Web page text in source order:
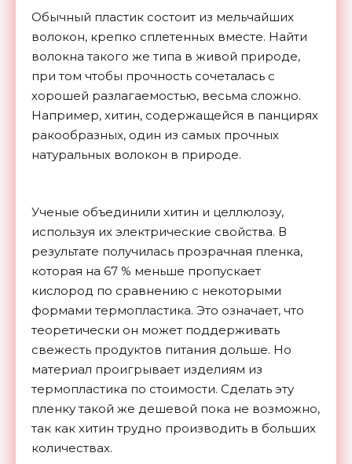
Обычный пластик состоит из мельчайших
волокон, крепко сплетенных вместе. Найти
волокна такого же типа в живой природе,
при том чтобы прочность сочеталась с
хорошей разлагаемостью, весьма сложно.
Например, хитин, содержащейся в панцирях
ракообразных, один из самых прочных
натуральных волокон в природе.
Ученые объединили хитин и целлюлозу,
используя их электрические свойства. В
результате получилась прозрачная пленка,
которая на 67 % меньше пропускает
кислород по сравнению с некоторыми
формами термопластика. Это означает, что
теоретически он может поддерживать
свежесть продуктов питания дольше. Но
материал проигрывает изделиям из
термопластика по стоимости. Сделать эту
пленку такой же дешевой пока не возможно,
так как хитин трудно производить в больших
количествах.